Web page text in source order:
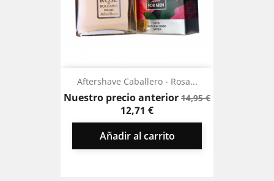
Aftershave Caballero - Rosa...
Nuestro precio anteriorPrecio
14,95 €Precio
12,71 €
Añadir al carrito